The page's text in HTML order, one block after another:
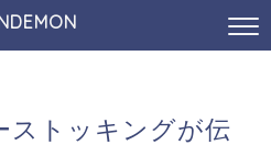
ストッキングが伝